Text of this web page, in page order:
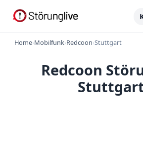
Home›Mobilfunk›Redcoon›Stuttgart
Redcoon